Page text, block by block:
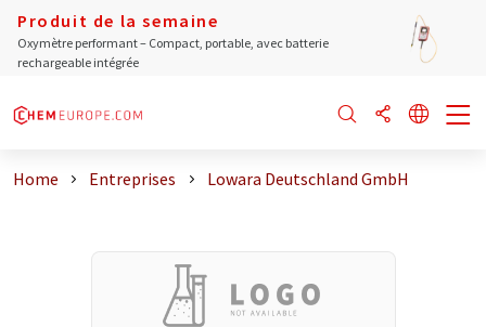
Produit de la semaine
Oxymètre performant – Compact, portable, avec batterie
rechargeable intégrée
Home Entreprises Lowara Deutschland GmbH